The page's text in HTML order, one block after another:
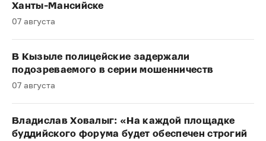
Ханты-Мансийске
07 августа
В Кызыле полицейские задержали
подозреваемого в серии мошенничеств
07 августа
Владислав Ховалыг: «На каждой площадке
буддийского форума будет обеспечен строгий